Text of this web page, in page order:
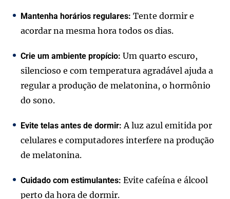
Mantenha horários regulares: Tente dormir e
acordar na mesma hora todos os dias.
Crie um ambiente propício: Um quarto escuro,
silencioso e com temperatura agradável ajuda a
regular a produção de melatonina, o hormônio
do sono.
Evite telas antes de dormir: A luz azul emitida por
celulares e computadores interfere na produção
de melatonina.
Cuidado com estimulantes: Evite cafeína e álcool
perto da hora de dormir.